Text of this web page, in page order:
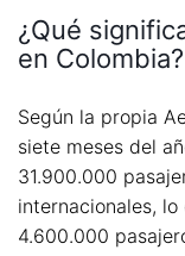
¿Qué
en Colombia?
Según la propia
siete meses del
31.900.000
internacionales,
4.600.000